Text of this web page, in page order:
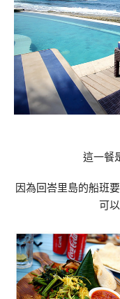
這一餐
因為回峇里島的船班
可